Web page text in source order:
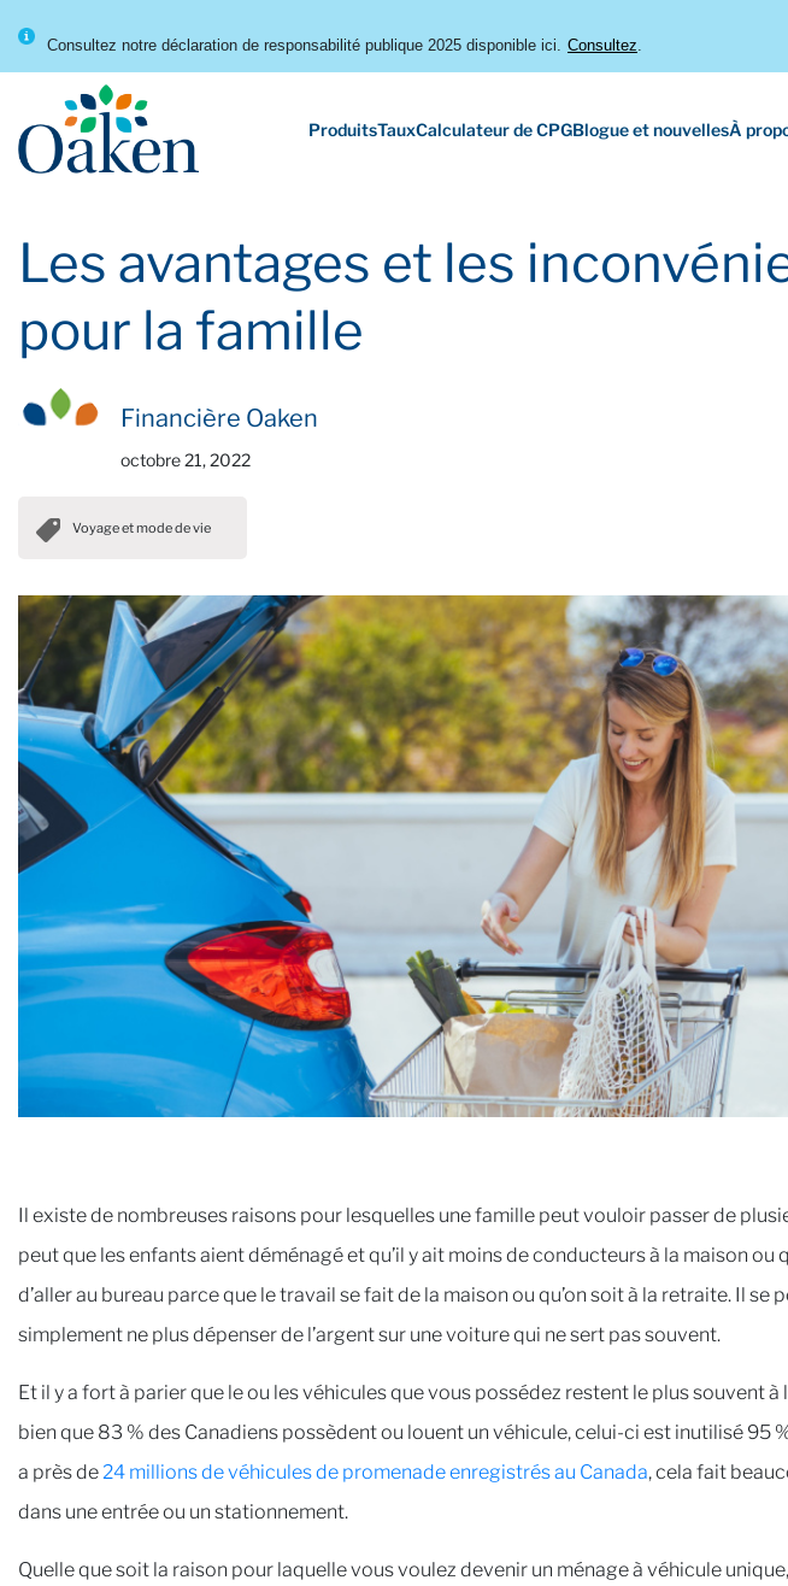
Consultez notre déclaration de responsabilité publique 2025 disponible ici. Consultez.
ProduitsTauxCalculateur de CPGBlogue et nouvellesÀ
Les avantages et les
pour la famille
Financière Oaken
octobre 21, 2022
Voyage et mode de vie
Il existe de nombreuses raisons pour lesquelles une famille peut vouloir passer de
peut que les enfants aient déménagé et qu’il y ait moins de conducteurs à la maison ou
d’aller au bureau parce que le travail se fait de la maison ou qu’on soit à la retraite. Il se
simplement ne plus dépenser de l’argent sur une voiture qui ne sert pas souvent.
Et il y a fort à parier que le ou les véhicules que vous possédez restent le plus souvent à
bien que 83 % des Canadiens possèdent ou louent un véhicule, celui-ci est inutilisé 95
a près de 24 millions de véhicules de promenade enregistrés au Canada, cela fait
dans une entrée ou un stationnement.
Quelle que soit la raison pour laquelle vous voulez devenir un ménage à véhicule